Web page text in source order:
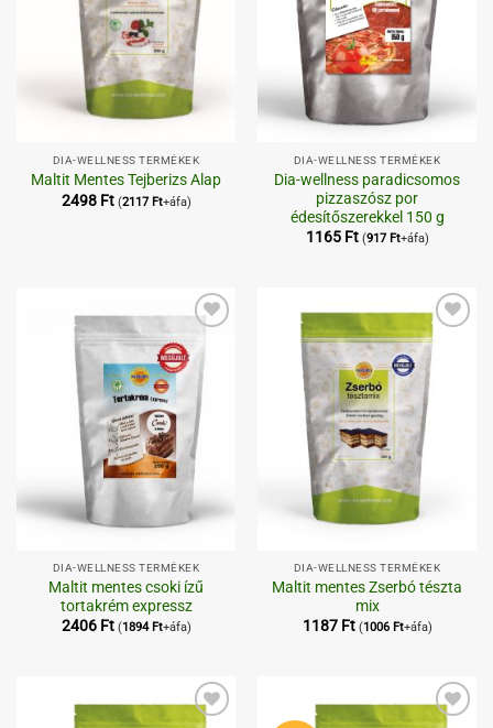
DIA-WELLNESS TERMÉKEK
Maltit Mentes Tejberizs Alap
2498 Ft (2117 Ft+áfa)
DIA-WELLNESS TERMÉKEK
Dia-wellness paradicsomos
pizzaszósz por
édesítőszerekkel 150 g
1165 Ft (917 Ft+áfa)
Kedvenceimhez
DIA-WELLNESS TERMÉKEK
Maltit mentes csoki ízű
tortakrém expressz
2406 Ft (1894 Ft+áfa)
Kedvenceimhez
DIA-WELLNESS TERMÉKEK
Maltit mentes Zserbó tészta
mix
1187 Ft (1006 Ft+áfa)